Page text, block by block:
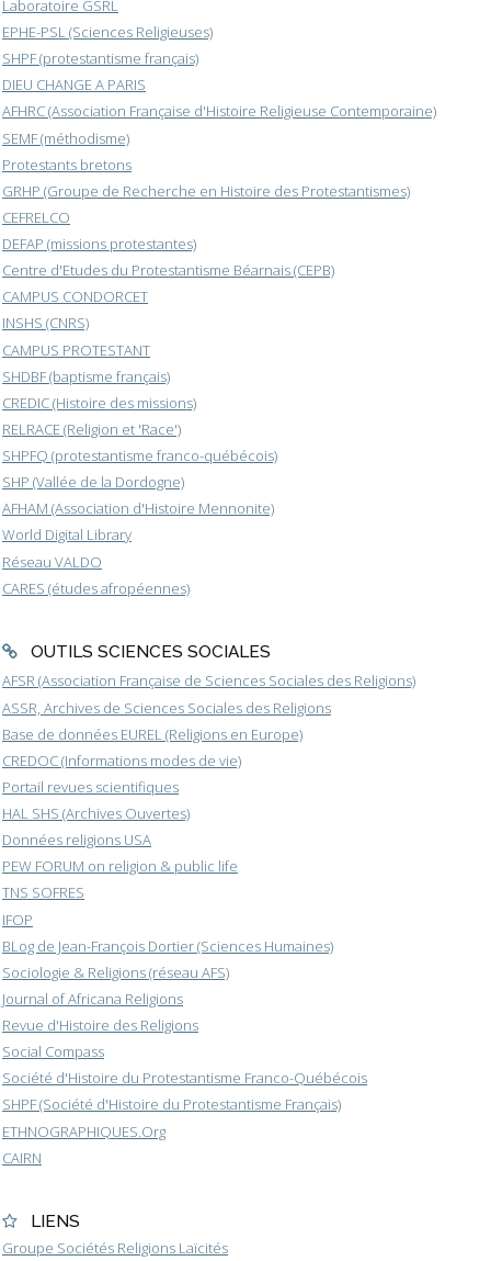
Laboratoire GSRL
EPHE-PSL (Sciences Religieuses)
SHPF (protestantisme français)
DIEU CHANGE A PARIS
AFHRC (Association Française d'Histoire Religieuse Contemporaine)
SEMF (méthodisme)
Protestants bretons
GRHP (Groupe de Recherche en Histoire des Protestantismes)
CEFRELCO
DEFAP (missions protestantes)
Centre d'Etudes du Protestantisme Béarnais (CEPB)
CAMPUS CONDORCET
INSHS (CNRS)
CAMPUS PROTESTANT
SHDBF (baptisme français)
CREDIC (Histoire des missions)
RELRACE (Religion et 'Race')
SHPFQ (protestantisme franco-québécois)
SHP (Vallée de la Dordogne)
AFHAM (Association d'Histoire Mennonite)
World Digital Library
Réseau VALDO
CARES (études afropéennes)
OUTILS SCIENCES SOCIALES
AFSR (Association Française de Sciences Sociales des Religions)
ASSR, Archives de Sciences Sociales des Religions
Base de données EUREL (Religions en Europe)
CREDOC (Informations modes de vie)
Portail revues scientifiques
HAL SHS (Archives Ouvertes)
Données religions USA
PEW FORUM on religion & public life
TNS SOFRES
IFOP
BLog de Jean-François Dortier (Sciences Humaines)
Sociologie & Religions (réseau AFS)
Journal of Africana Religions
Revue d'Histoire des Religions
Social Compass
Société d'Histoire du Protestantisme Franco-Québécois
SHPF (Société d'Histoire du Protestantisme Français)
ETHNOGRAPHIQUES.Org
CAIRN
LIENS
Groupe Sociétés Religions Laïcités